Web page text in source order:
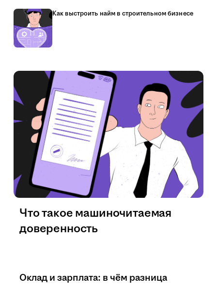
Как выстроить найм в строительном бизнесе
Оклад и зарплата: в чём разница
Что такое машиночитаемая
доверенность